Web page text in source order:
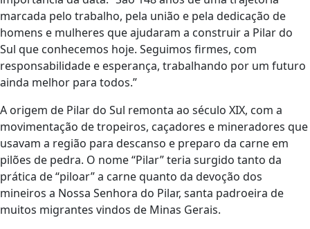
marcada pelo trabalho, pela união e pela dedicação de
homens e mulheres que ajudaram a construir a Pilar do
Sul que conhecemos hoje. Seguimos firmes, com
responsabilidade e esperança, trabalhando por um futuro
ainda melhor para todos.”
A origem de Pilar do Sul remonta ao século XIX, com a
movimentação de tropeiros, caçadores e mineradores que
usavam a região para descanso e preparo da carne em
pilões de pedra. O nome “Pilar” teria surgido tanto da
prática de “piloar” a carne quanto da devoção dos
mineiros a Nossa Senhora do Pilar, santa padroeira de
muitos migrantes vindos de Minas Gerais.